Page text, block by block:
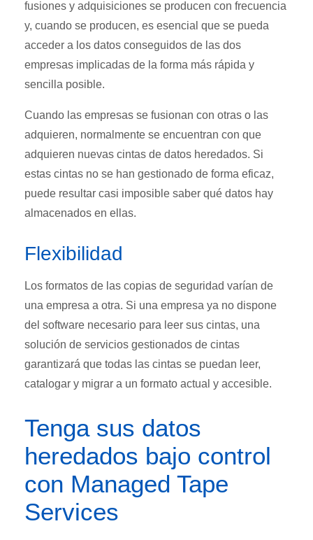
fusiones y adquisiciones se producen con frecuencia
y, cuando se producen, es esencial que se pueda
acceder a los datos conseguidos de las dos
empresas implicadas de la forma más rápida y
sencilla posible.
Cuando las empresas se fusionan con otras o las
adquieren, normalmente se encuentran con que
adquieren nuevas cintas de datos heredados. Si
estas cintas no se han gestionado de forma eficaz,
puede resultar casi imposible saber qué datos hay
almacenados en ellas.
Flexibilidad
Los formatos de las copias de seguridad varían de
una empresa a otra. Si una empresa ya no dispone
del software necesario para leer sus cintas, una
solución de servicios gestionados de cintas
garantizará que todas las cintas se puedan leer,
catalogar y migrar a un formato actual y accesible.
Tenga sus datos
heredados bajo control
con Managed Tape
Services